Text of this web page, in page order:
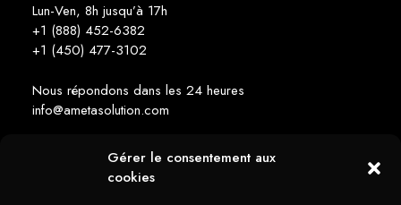
Gérer le consentement aux
cookies
Lun-Ven, 8h jusqu’à 17h
+1 (888) 452-6382
+1 (450) 477­-3102
Nous répondons dans les 24 heures
info@ametasolution.com
RESTEZ INFORMÉ